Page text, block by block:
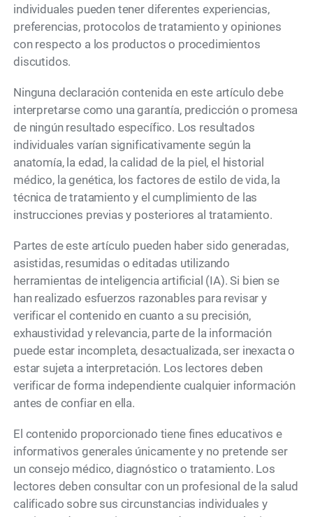
individuales pueden tener diferentes experiencias,
preferencias, protocolos de tratamiento y opiniones
con respecto a los productos o procedimientos
discutidos.
Ninguna declaración contenida en este artículo debe
interpretarse como una garantía, predicción o promesa
de ningún resultado específico. Los resultados
individuales varían significativamente según la
anatomía, la edad, la calidad de la piel, el historial
médico, la genética, los factores de estilo de vida, la
técnica de tratamiento y el cumplimiento de las
instrucciones previas y posteriores al tratamiento.
Partes de este artículo pueden haber sido generadas,
asistidas, resumidas o editadas utilizando
herramientas de inteligencia artificial (IA). Si bien se
han realizado esfuerzos razonables para revisar y
verificar el contenido en cuanto a su precisión,
exhaustividad y relevancia, parte de la información
puede estar incompleta, desactualizada, ser inexacta o
estar sujeta a interpretación. Los lectores deben
verificar de forma independiente cualquier información
antes de confiar en ella.
El contenido proporcionado tiene fines educativos e
informativos generales únicamente y no pretende ser
un consejo médico, diagnóstico o tratamiento. Los
lectores deben consultar con un profesional de la salud
calificado sobre sus circunstancias individuales y